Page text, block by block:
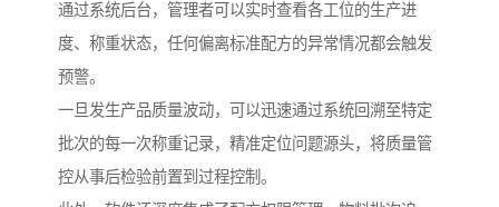
通过系统后台，管理者可以实时查看各工位的生产进
度、称重状态，任何偏离标准配方的异常情况都会触发
预警。
一旦发生产品质量波动，可以迅速通过系统回溯至特定
批次的每一次称重记录，精准定位问题源头，将质量管
控从事后检验前置到过程控制。